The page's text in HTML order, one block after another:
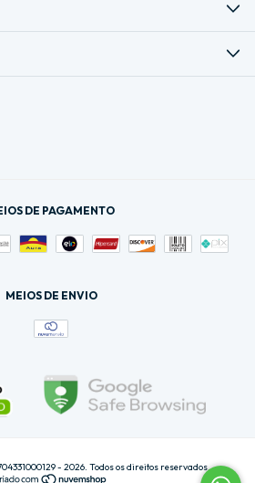
DE PAGAMENTO
MEIOS DE ENVIO
- 2026. Todos os direitos reservados.